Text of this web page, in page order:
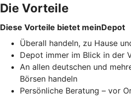
Die Vorteile
Diese Vorteile bietet meinDepot
Überall handeln, zu Hause
Depot immer im Blick in der
An allen deutschen und
Börsen handeln
Persönliche Beratung – vor